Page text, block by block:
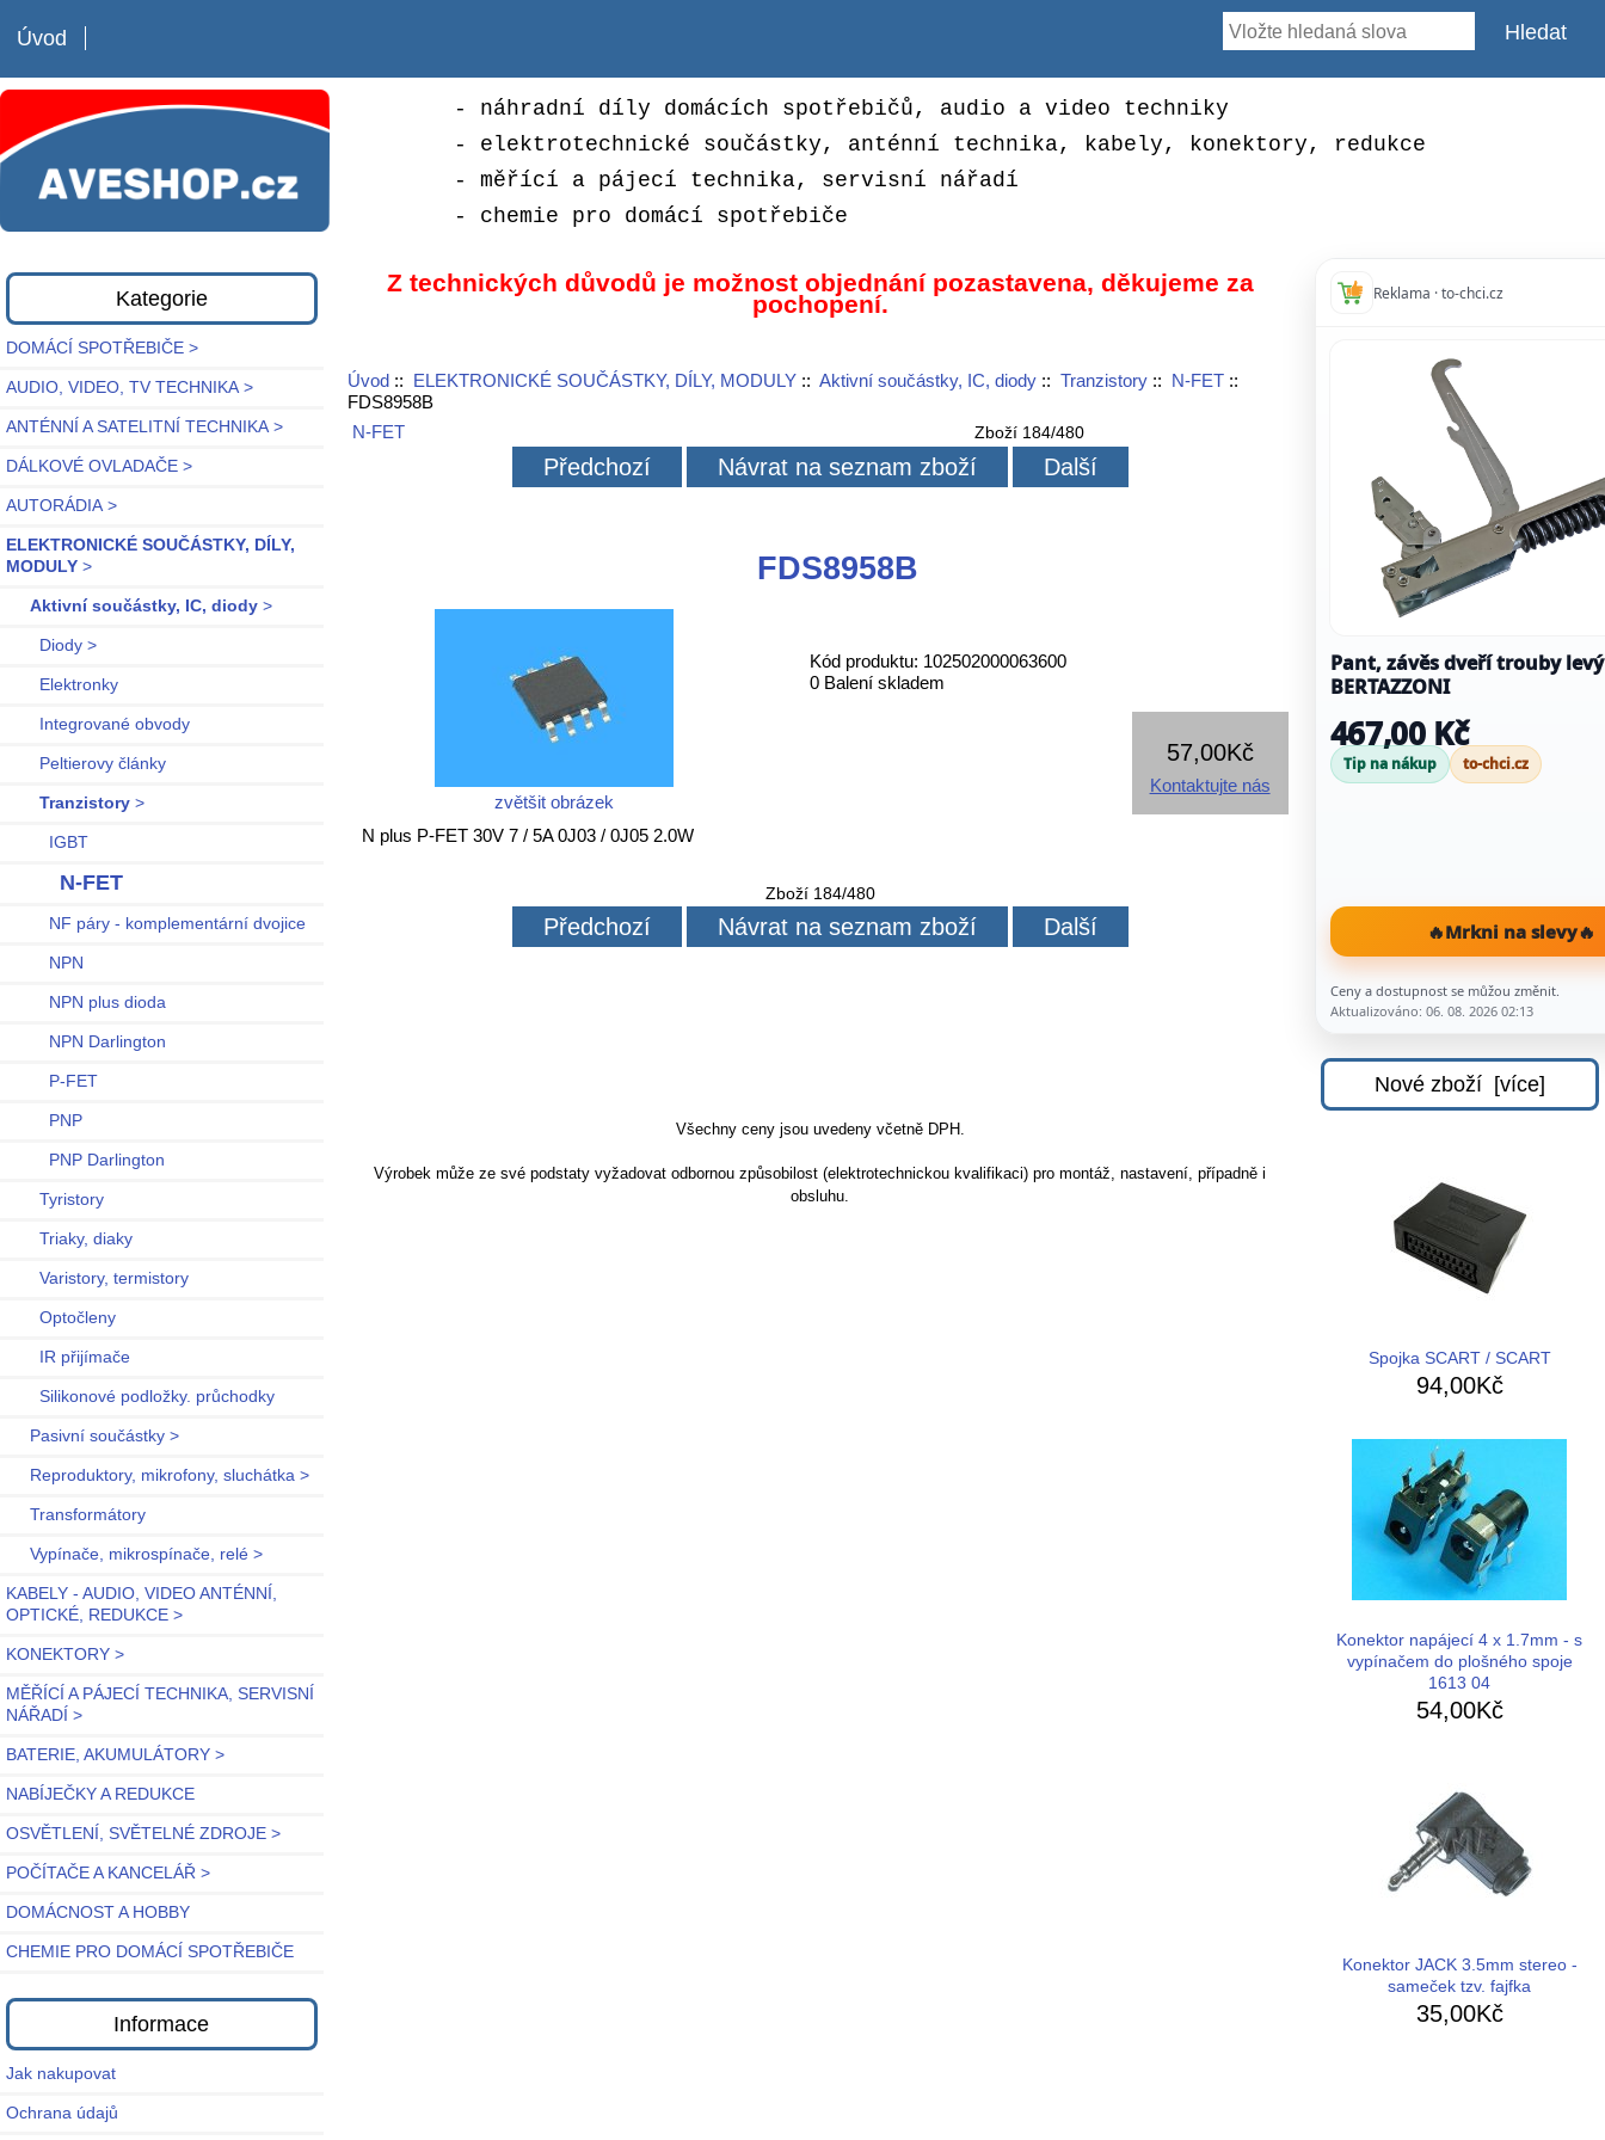
Úvod
- náhradní díly domácích spotřebičů, audio a video techniky
- elektrotechnické součástky, anténní technika, kabely, konektory, redukce
- měřící a pájecí technika, servisní nářadí
- chemie pro domácí spotřebiče
Kategorie
DOMÁCÍ SPOTŘEBIČE >
AUDIO, VIDEO, TV TECHNIKA >
ANTÉNNÍ A SATELITNÍ TECHNIKA >
DÁLKOVÉ OVLADAČE >
AUTORÁDIA >
ELEKTRONICKÉ SOUČÁSTKY, DÍLY,
MODULY >
Aktivní součástky, IC, diody >
Diody >
Elektronky
Integrované obvody
Peltierovy články
Tranzistory >
IGBT
N-FET
NF páry - komplementární dvojice
NPN
NPN plus dioda
NPN Darlington
P-FET
PNP
PNP Darlington
Tyristory
Triaky, diaky
Varistory, termistory
Optočleny
IR přijímače
Silikonové podložky. průchodky
Pasivní součástky >
Reproduktory, mikrofony, sluchátka >
Transformátory
Vypínače, mikrospínače, relé >
KABELY - AUDIO, VIDEO ANTÉNNÍ,
OPTICKÉ, REDUKCE >
KONEKTORY >
MĚŘÍCÍ A PÁJECÍ TECHNIKA, SERVISNÍ
NÁŘADÍ >
BATERIE, AKUMULÁTORY >
NABÍJEČKY A REDUKCE
OSVĚTLENÍ, SVĚTELNÉ ZDROJE >
POČÍTAČE A KANCELÁŘ >
DOMÁCNOST A HOBBY
CHEMIE PRO DOMÁCÍ SPOTŘEBIČE
Informace
Jak nakupovat
Ochrana údajů
Z technických důvodů je možnost objednání pozastavena, děkujeme za
pochopení.
Úvod:: ELEKTRONICKÉ SOUČÁSTKY, DÍLY, MODULY:: Aktivní součástky, IC, diody:: Tranzistory:: N-FET::
FDS8958B
N-FET
Zboží 184/480
Předchozí Návrat na seznam zboží Další
FDS8958B
zvětšit obrázek
Kód produktu: 102502000063600
0 Balení skladem
57,00Kč
Kontaktujte nás
N plus P-FET 30V 7 / 5A 0J03 / 0J05 2.0W
Zboží 184/480
Předchozí Návrat na seznam zboží Další
Všechny ceny jsou uvedeny včetně DPH.
Výrobek může ze své podstaty vyžadovat odbornou způsobilost (elektrotechnickou kvalifikaci) pro montáž, nastavení, případně i
obsluhu.
Reklama · to-chci.cz
Pant, závěs dveří trouby levý
BERTAZZONI
467,00 Kč
Tip na nákup to-chci.cz
🔥Mrkni na slevy🔥
Ceny a dostupnost se můžou změnit.
Aktualizováno: 06. 08. 2026 02:13
Nové zboží [více]
Spojka SCART / SCART
94,00Kč
Konektor napájecí 4 x 1.7mm - s
vypínačem do plošného spoje
1613 04
54,00Kč
Konektor JACK 3.5mm stereo -
sameček tzv. fajfka
35,00Kč